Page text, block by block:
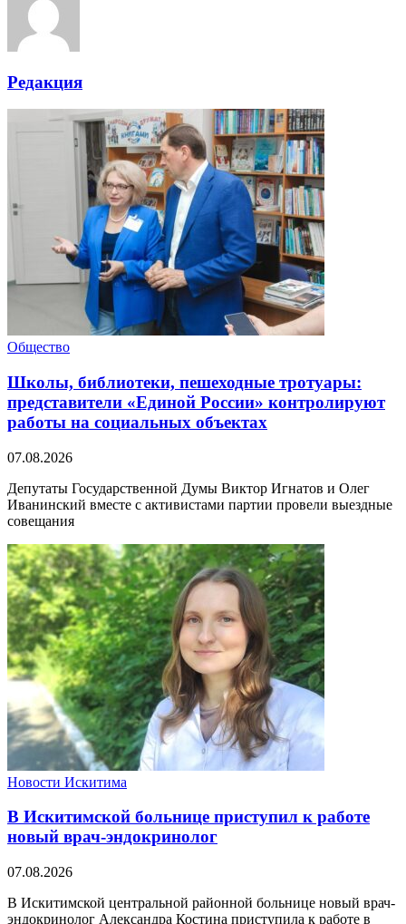
Редакция
Общество
Школы, библиотеки, пешеходные тротуары:
представители «Единой России» контролируют
работы на социальных объектах
07.08.2026
Депутаты Государственной Думы Виктор Игнатов и Олег
Иванинский вместе с активистами партии провели выездные
совещания
Новости Искитима
В Искитимской больнице приступил к работе
новый врач-эндокринолог
07.08.2026
В Искитимской центральной районной больнице новый врач-
эндокринолог Александра Костина приступила к работе в